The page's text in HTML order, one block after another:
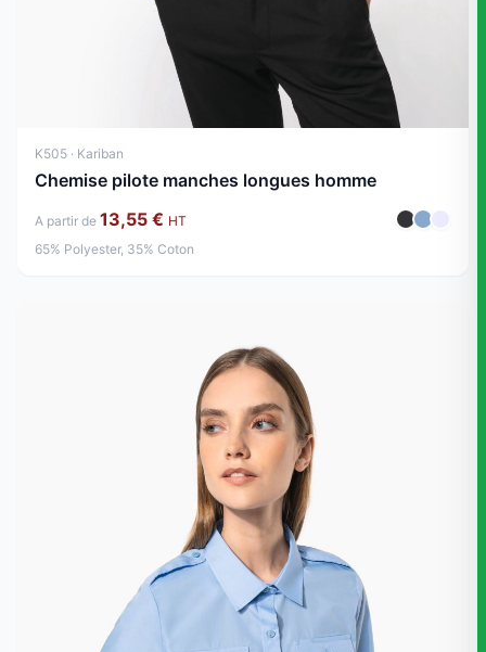
K505 · Kariban
Chemise pilote manches longues homme
A partir de 13,55 € HT
65% Polyester, 35% Coton